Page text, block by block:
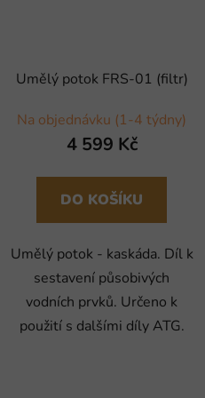
Umělý potok FRS-01 (filtr)
Na objednávku (1-4 týdny)
4 599 Kč
DO KOŠÍKU
Umělý potok - kaskáda. Díl k
sestavení působivých
vodních prvků. Určeno k
použití s dalšími díly ATG.